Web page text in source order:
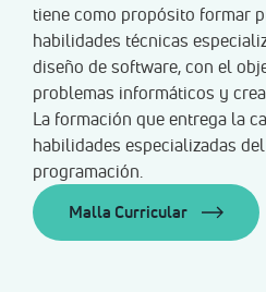
tiene como propósito formar
habilidades técnicas
diseño de software, con el
problemas informáticos y
La formación que entrega la
habilidades especializadas
programación.
Malla Curricular